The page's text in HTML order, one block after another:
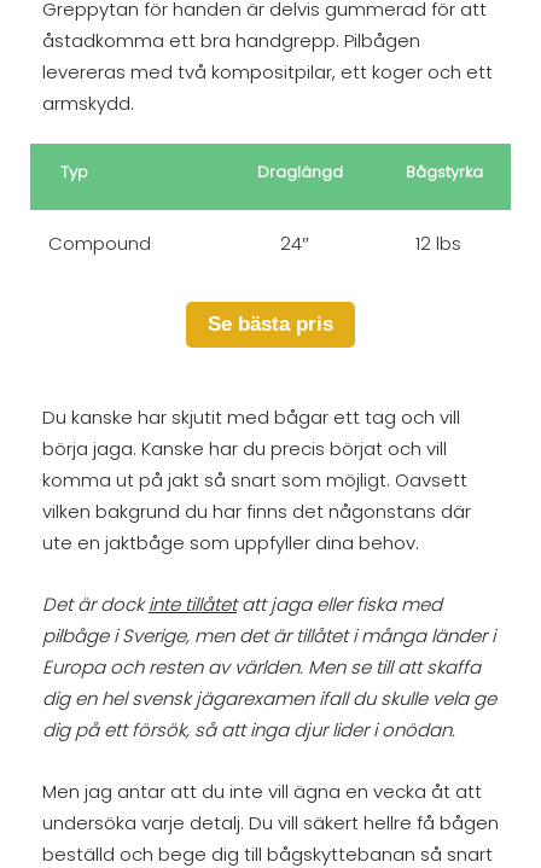
Greppytan för handen är delvis gummerad för att
åstadkomma ett bra handgrepp. Pilbågen
levereras med två kompositpilar, ett koger och ett
armskydd.
Typ Draglängd Bågstyrka
Compound 24″ 12 lbs
Se bästa pris
Du kanske har skjutit med bågar ett tag och vill
börja jaga. Kanske har du precis börjat och vill
komma ut på jakt så snart som möjligt. Oavsett
vilken bakgrund du har finns det någonstans där
ute en jaktbåge som uppfyller dina behov.
Det är dockinte tillåtetatt jaga eller fiska med
pilbåge i Sverige, men det är tillåtet i många länder i
Europa och resten av världen. Men se till att skaffa
dig en hel svensk jägarexamen ifall du skulle vela ge
dig på ett försök, så att inga djur lider i onödan.
Men jag antar att du inte vill ägna en vecka åt att
undersöka varje detalj. Du vill säkert hellre få bågen
beställd och bege dig till bågskyttebanan så snart